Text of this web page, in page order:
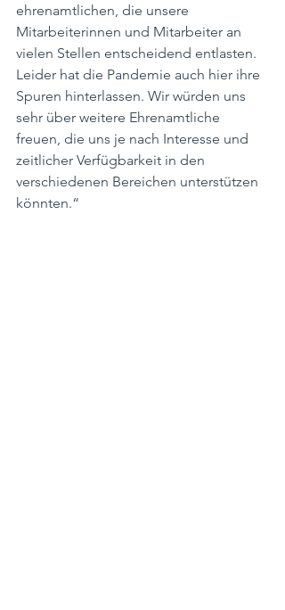
ehrenamtlichen, die unsere
Mitarbeiterinnen und Mitarbeiter an
vielen Stellen entscheidend entlasten.
Leider hat die Pandemie auch hier ihre
Spuren hinterlassen. Wir würden uns
sehr über weitere Ehrenamtliche
freuen, die uns je nach Interesse und
zeitlicher Verfügbarkeit in den
verschiedenen Bereichen unterstützen
könnten.“